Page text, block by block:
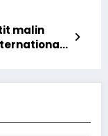
malin